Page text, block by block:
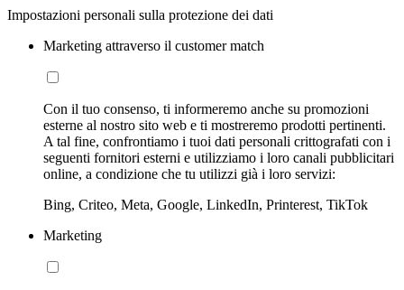
Impostazioni personali sulla protezione dei dati
Marketing attraverso il customer match
Con il tuo consenso, ti informeremo anche su promozioni
esterne al nostro sito web e ti mostreremo prodotti pertinenti.
A tal fine, confrontiamo i tuoi dati personali crittografati con i
seguenti fornitori esterni e utilizziamo i loro canali pubblicitari
online, a condizione che tu utilizzi già i loro servizi:
Bing, Criteo, Meta, Google, LinkedIn, Printerest, TikTok
Marketing